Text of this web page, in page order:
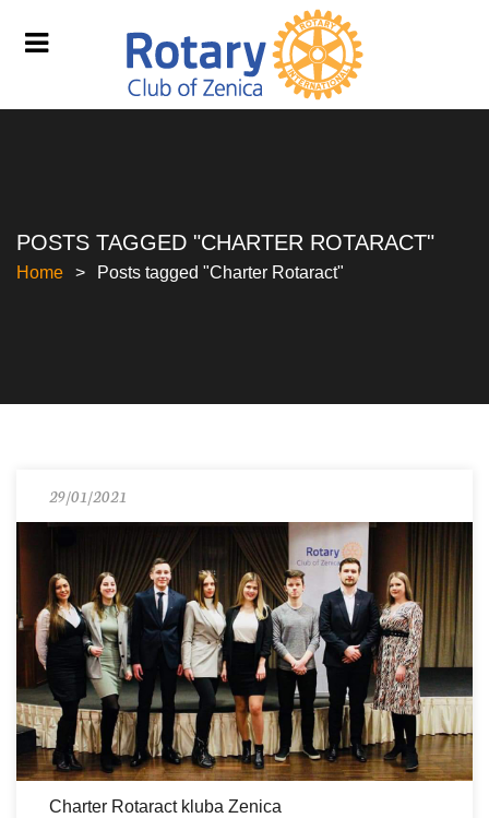
POSTS TAGGED "CHARTER ROTARACT"
Home Posts tagged "Charter Rotaract"
29/01/2021
Charter Rotaract kluba Zenica